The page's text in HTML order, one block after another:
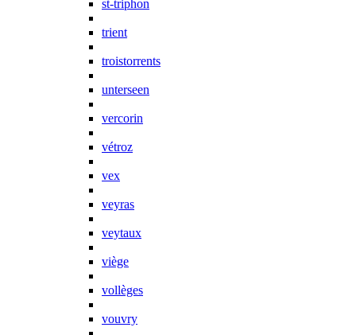
st-triphon
trient
troistorrents
unterseen
vercorin
vétroz
vex
veyras
veytaux
viège
vollèges
vouvry